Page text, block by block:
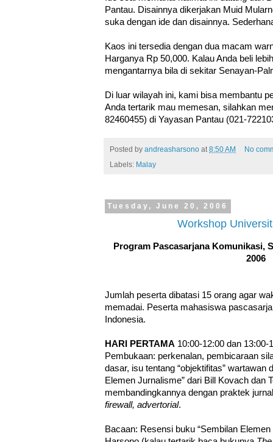
Pantau. Disainnya dikerjakan Muid
suka dengan ide dan disainnya.
Kaos ini tersedia dengan dua macam
Harganya Rp 50,000. Kalau Anda beli
mengantarnya bila di sekitar Senayan-
Di luar wilayah ini, kami bisa membantu
Anda tertarik mau memesan, silahkan
82460455) di Yayasan Pantau (021-
Posted by andreasharsono at8:50 AM
No
Labels: Malay
Tuesday, June 20, 2006
Workshop
Program Pascasarjana Komunikasi,
2006
Jumlah peserta dibatasi 15 orang agar
memadai. Peserta mahasiswa
Indonesia.
HARI PERTAMA 10:00-12:00 dan 13:00-
Pembukaan: perkenalan, pembicaraan
dasar, isu tentang “objektifitas” wartawan
Elemen Jurnalisme” dari Bill Kovach dan
membandingkannya dengan praktek
firewall, advertorial.
Bacaan: Resensi buku “Sembilan